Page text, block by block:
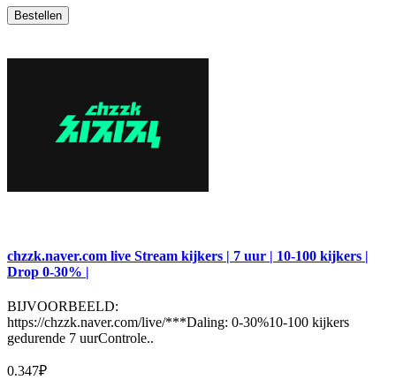
Bestellen
chzzk.naver.com live Stream kijkers | 7 uur | 10-100 kijkers |
Drop 0-30% |
BIJVOORBEELD:
https://chzzk.naver.com/live/***Daling: 0-30%10-100 kijkers
gedurende 7 uurControle..
0.347₽